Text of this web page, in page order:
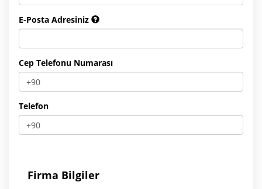
E-Posta Adresiniz
Cep Telefonu Numarası
Telefon
Firma Bilgiler